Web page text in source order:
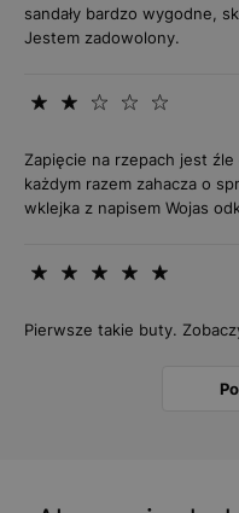
sandały bardzo wygodne,
Jestem zadowolony.
Zapięcie na rzepach jest
każdym razem zahacza o
wklejka z napisem Wojas
Pierwsze takie buty.